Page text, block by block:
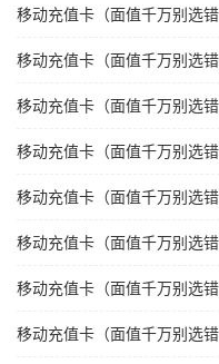
移动充值卡（面值千万别选
移动充值卡（面值千万别选
移动充值卡（面值千万别选
移动充值卡（面值千万别选
移动充值卡（面值千万别选
移动充值卡（面值千万别选
移动充值卡（面值千万别选
移动充值卡（面值千万别选